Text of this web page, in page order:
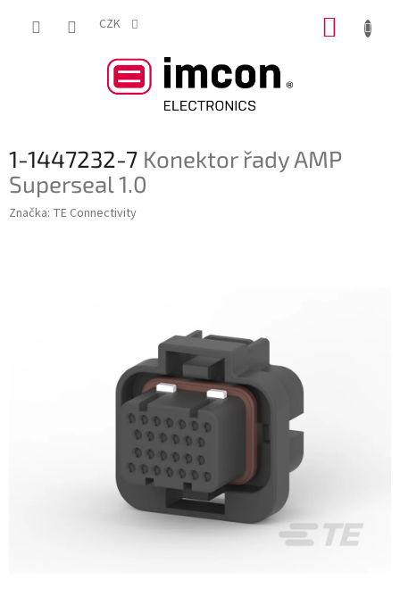
CZK
1-1447232-7 Konektor řady AMP
Superseal 1.0
Značka: TE Connectivity